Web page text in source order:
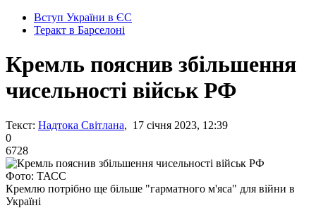
Вступ України в ЄС
Теракт в Барселоні
Кремль пояснив збільшення
чисельності військ РФ
Текст: Надтока Світлана, 17 січня 2023, 12:39
0
6728
Фото: ТАСС
Кремлю потрібно ще більше "гарматного м'яса" для війни в
Україні